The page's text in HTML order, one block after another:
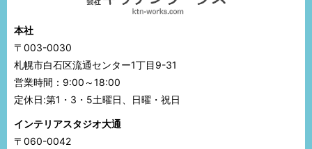
本社
〒003-0030
札幌市白石区流通センター1丁目9-31
営業時間：9:00～18:00
定休日:第1・3・5土曜日、日曜・祝日
インテリアスタジオ大通
〒060-0042